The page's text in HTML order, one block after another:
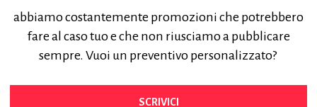
abbiamo costantemente promozioni che potrebbero
fare al caso tuo e che non riusciamo a pubblicare
sempre. Vuoi un preventivo personalizzato?
SCRIVICI